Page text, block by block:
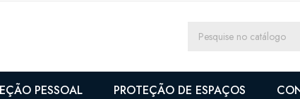
PESSOAL PROTEÇÃO DE ESPAÇOS